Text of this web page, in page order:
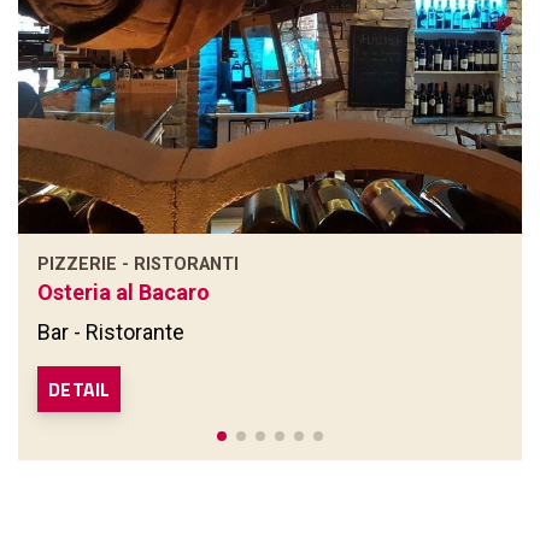
PIZZERIE - RISTORANTI
Osteria al Bacaro
Bar - Ristorante
DETAIL